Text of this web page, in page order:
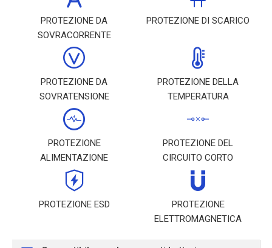
PROTEZIONE DA
SOVRACORRENTE
PROTEZIONE DI SCARICO
PROTEZIONE DA
SOVRATENSIONE
PROTEZIONE DELLA
TEMPERATURA
PROTEZIONE
ALIMENTAZIONE
PROTEZIONE DEL
CIRCUITO CORTO
PROTEZIONE ESD
PROTEZIONE
ELETTROMAGNETICA